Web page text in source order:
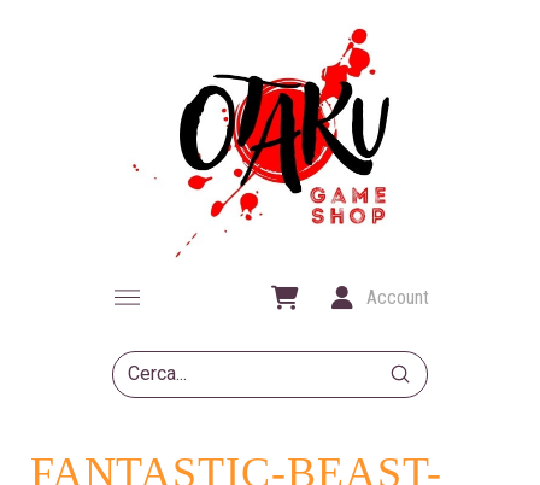
Account
Search
Submit
FANTASTIC-BEAST-